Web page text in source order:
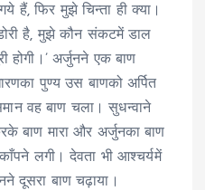
हैं, फिर मुझे चिन्ता ही क्या।
है, मुझे कौन संकटमें डाल
होगी।’ अर्जुनने एक बाण
पुण्य उस बाणको अर्पित
वह बाण चला। सुधन्वाने
बाण मारा और अर्जुनका बाण
लगी। देवता भी आश्चर्यमें
दूसरा बाण चढ़ाया।